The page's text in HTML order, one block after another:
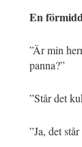
En
”Är min
panna?”
”Står det
”Ja, det